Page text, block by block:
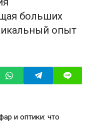
больших
опыт
и оптики: что